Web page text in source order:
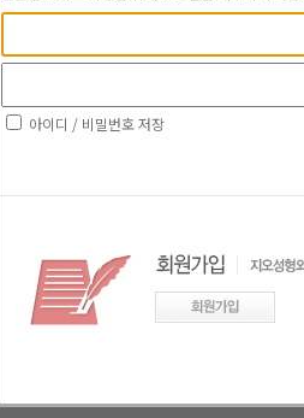
* 성형수술
서울특별시 강남구 압구정로30길 51 6층(
COPYRIGHTⓒ 2008 GIO PLASTIC
아이디 / 비밀번호 저장